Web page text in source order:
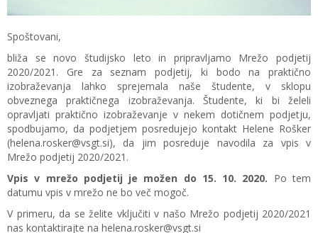
Spoštovani,
bliža se novo študijsko leto in pripravljamo Mrežo podjetij
2020/2021. Gre za seznam podjetij, ki bodo na praktično
izobraževanja lahko sprejemala naše študente, v sklopu
obveznega praktičnega izobraževanja. Študente, ki bi želeli
opravljati praktično izobraževanje v nekem dotičnem podjetju,
spodbujamo, da podjetjem posredujejo kontakt Helene Rošker
(helena.rosker@vsgt.si), da jim posreduje navodila za vpis v
Mrežo podjetij 2020/2021.
Vpis v mrežo podjetij je možen do 15. 10. 2020. Po tem
datumu vpis v mrežo ne bo več mogoč.
V primeru, da se želite vključiti v našo Mrežo podjetij 2020/2021
nas kontaktirajte na helena.rosker@vsgt.si